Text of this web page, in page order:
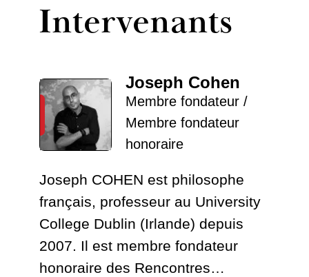
Intervenants
Joseph Cohen
Membre fondateur /
Membre fondateur
honoraire
Joseph COHEN est philosophe
français, professeur au University
College Dublin (Irlande) depuis
2007. Il est membre fondateur
honoraire des Rencontres…